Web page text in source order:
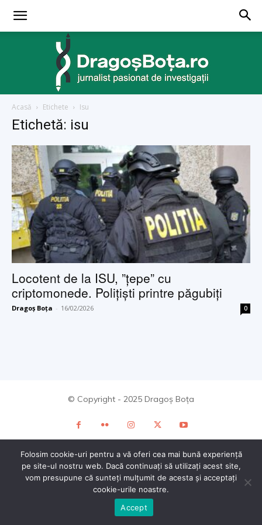
Acasă Etichete Isu
Etichetă: isu
Locotent de la ISU, ”țepe” cu
criptomonede. Polițiști printre păgubiți
Dragoș Boța - 16/02/2026 0
© Copyright - 2025 Dragoș Boța
Folosim cookie-uri pentru a vă oferi cea mai bună experiență
pe site-ul nostru web. Dacă continuați să utilizați acest site,
vom presupune că sunteți mulțumit de acesta și acceptați
cookie-urile noastre.
Accept